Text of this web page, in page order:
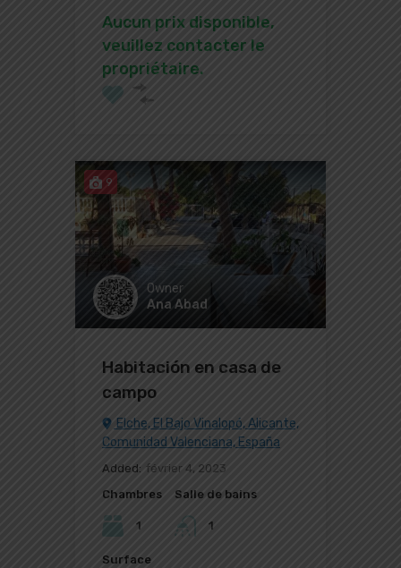
Aucun prix disponible,
veuillez contacter le
propriétaire.
9
Owner
Ana Abad
Habitación en casa de
campo
Elche, El Bajo Vinalopó, Alicante,
Comunidad Valenciana, España
Added: février 4, 2023
Chambres
1
Salle de bains
1
Surface